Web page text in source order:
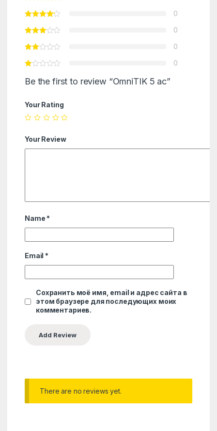
0
0
0
0
Be the first to review “OmniTIK 5 ac”
Your Rating
Your Review
Name *
Email *
Сохранить моё имя, email и адрес сайта в
этом браузере для последующих моих
комментариев.
There are no reviews yet.